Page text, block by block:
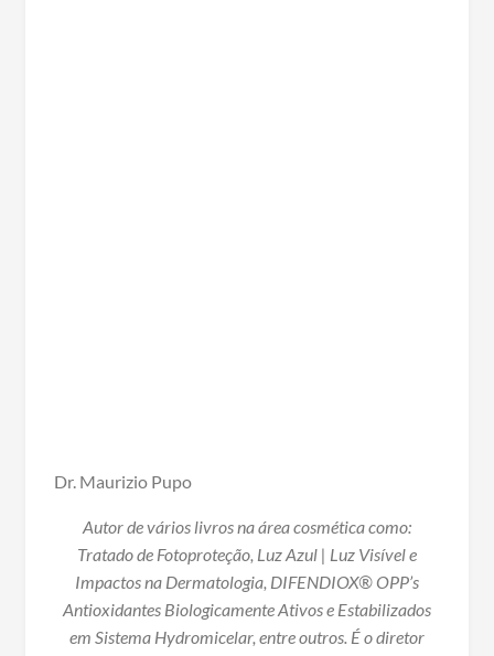
Dr. Maurizio Pupo
Autor de vários livros na área cosmética como:
Tratado de Fotoproteção, Luz Azul | Luz Visível e
Impactos na Dermatologia, DIFENDIOX® OPP’s
Antioxidantes Biologicamente Ativos e Estabilizados
em Sistema Hydromicelar, entre outros. É o diretor